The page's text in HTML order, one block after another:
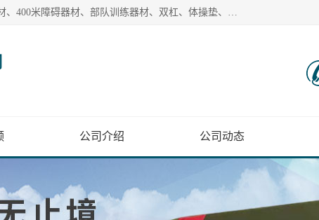
【1分钟前更新】盐山洛龙体育器材销售有限公司批量供应：300米障碍器材、400米障碍器材、部队训练器材、双杠、体操垫、舞蹈把杆等产品。盐山洛龙体育器材销售有限公司经过多年的发展，集研发，生产，销售，售后服务为一体. 奉行“质量，信誉，服务”的宗旨，以开拓创新的精神和真诚守信的态度积极进取。
公司介绍 公司动态